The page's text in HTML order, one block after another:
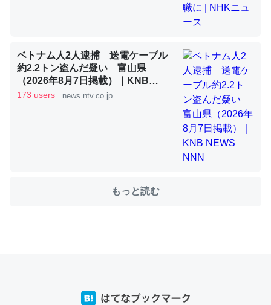
これを元に考えるとカルシウムを大量に使う脊椎動物と貝
類は苦労してるんだな…。腹足類だと殻を無くしてナメク
─ニュース :: 【研究発表】昆虫学の大問題＝「昆虫はなぜ海にいな
ベトナム人2人逮捕 送電ケーブル
約2.2トン盗んだ疑い 富山県
（2026年8月7日掲載）｜KNB
NEWS NNN
173 users news.ntv.co.jp
もっと読む